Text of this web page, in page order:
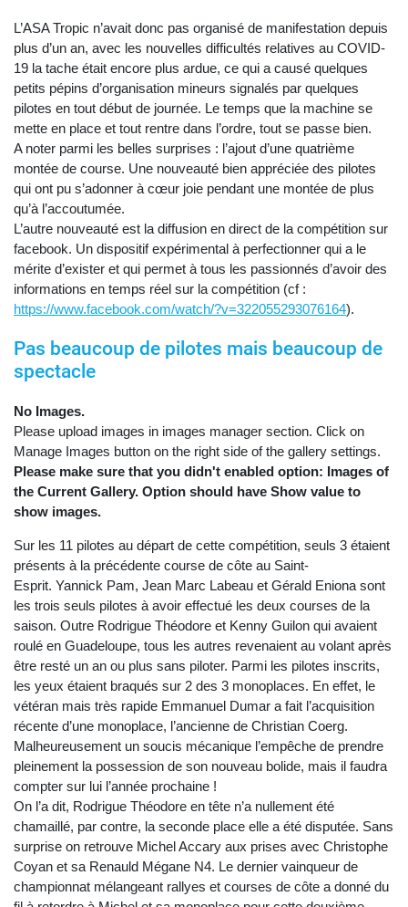
L’ASA Tropic n’avait donc pas organisé de manifestation depuis
plus d’un an, avec les nouvelles difficultés relatives au COVID-
19 la tache était encore plus ardue, ce qui a causé quelques
petits pépins d’organisation mineurs signalés par quelques
pilotes en tout début de journée. Le temps que la machine se
mette en place et tout rentre dans l’ordre, tout se passe bien.
A noter parmi les belles surprises : l’ajout d’une quatrième
montée de course. Une nouveauté bien appréciée des pilotes
qui ont pu s’adonner à cœur joie pendant une montée de plus
qu’à l’accoutumée.
L’autre nouveauté est la diffusion en direct de la compétition sur
facebook. Un dispositif expérimental à perfectionner qui a le
mérite d’exister et qui permet à tous les passionnés d’avoir des
informations en temps réel sur la compétition (cf :
https://www.facebook.com/watch/?v=322055293076164).
Pas beaucoup de pilotes mais beaucoup de
spectacle
No Images.
Please upload images in images manager section. Click on
Manage Images button on the right side of the gallery settings.
Please make sure that you didn't enabled option: Images of
the Current Gallery. Option should have Show value to
show images.
Sur les 11 pilotes au départ de cette compétition, seuls 3 étaient
présents à la précédente course de côte au Saint-
Esprit. Yannick Pam, Jean Marc Labeau et Gérald Eniona sont
les trois seuls pilotes à avoir effectué les deux courses de la
saison. Outre Rodrigue Théodore et Kenny Guilon qui avaient
roulé en Guadeloupe, tous les autres revenaient au volant après
être resté un an ou plus sans piloter. Parmi les pilotes inscrits,
les yeux étaient braqués sur 2 des 3 monoplaces. En effet, le
vétéran mais très rapide Emmanuel Dumar a fait l’acquisition
récente d’une monoplace, l’ancienne de Christian Coerg.
Malheureusement un soucis mécanique l’empêche de prendre
pleinement la possession de son nouveau bolide, mais il faudra
compter sur lui l’année prochaine !
On l’a dit, Rodrigue Théodore en tête n’a nullement été
chamaillé, par contre, la seconde place elle a été disputée. Sans
surprise on retrouve Michel Accary aux prises avec Christophe
Coyan et sa Renauld Mégane N4. Le dernier vainqueur de
championnat mélangeant rallyes et courses de côte a donné du